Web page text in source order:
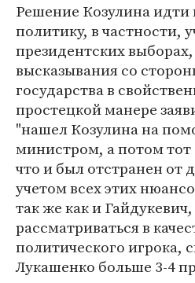
Решение Козулина
политику, в частности,
президентских
высказывания со
государства в
простецкой манере
"нашел Козулина на
министром, а потом тот
что и был отстранен от
учетом всех этих
так же как и
рассматриваться в
политического игрока,
Лукашенко больше 3-4